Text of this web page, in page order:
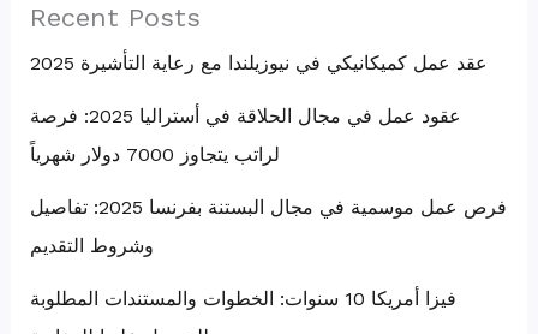
Recent Posts
عقد عمل كميكانيكي في نيوزيلندا مع رعاية التأشيرة 2025
عقود عمل في مجال الحلاقة في أستراليا 2025: فرصة
لراتب يتجاوز 7000 دولار شهرياً
فرص عمل موسمية في مجال البستنة بفرنسا 2025: تفاصيل
وشروط التقديم
فيزا أمريكا 10 سنوات: الخطوات والمستندات المطلوبة